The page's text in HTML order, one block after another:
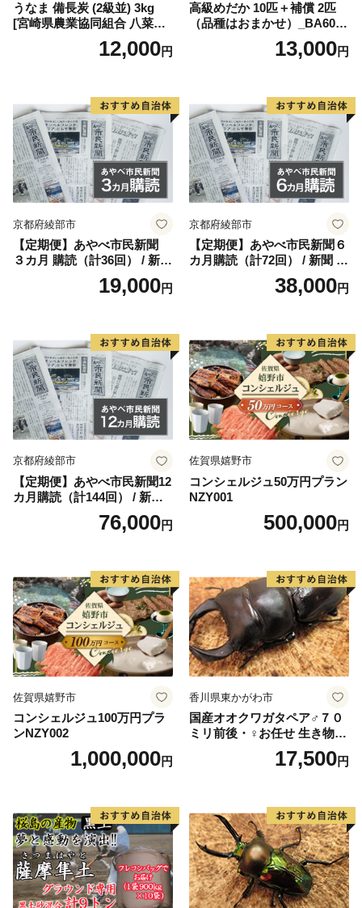
うなま 備長炭 (2級並) 3kg
[宮崎県農業協同組合 八菜館
ひゅうが店 宮崎県 美郷町 31
ap0012] BBQ 七輪 焼肉 高火
ュー 宮崎県 産 送料無料
12,000円
高級めだか 10匹＋補償 2匹
（品種はおまかせ）_BA6001
13,000円
京都府綾部市
【定期便】あやべ市民新聞
３カ月 購読（計36回） / 新聞
情報誌 定期購読 綾部市 / 株
式会社あやべ市民新聞社［B
19,000円
京都府綾部市
【定期便】あやべ市民新聞６
カ月購読（計72回） / 新聞 情
報誌 定期購読 綾部市 / 株式
会社あやべ市民新聞社［BSC
38,000円
京都府綾部市
【定期便】あやべ市民新聞12
カ月購読（計144回） / 新聞
情報誌 定期購読 綾部市 / 株
式会社あやべ市民新聞社［B
76,000円
佐賀県嬉野市
コンシェルジュ50万円プラン
NZY001
500,000円
佐賀県嬉野市
コンシェルジュ100万円プラ
ンNZY002
1,000,000円
香川県東かがわ市
国産オオクワガタペア♂７０
ミリ前後・♀お任せ 生き物生
17,500円